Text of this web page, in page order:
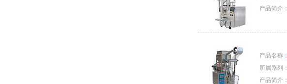
产品简介：
产品名称：
所属系列：
产品简介：